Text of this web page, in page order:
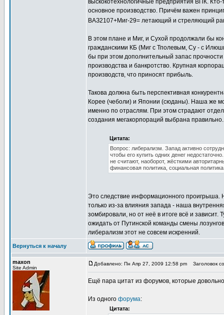
выскокотехнологичные предприятия ВПК. Кто-
основное производство. Причём важен
ВАЗ2107+Миг-29= летающий и стреляющий
В этом плане и Миг, и Сухой продолжали бы
гражданскими КБ (Миг с Тполевым, Су - с
бы при этом дополнительный запас
производства и банкротство. Крупная
производств, что приносят прибыль.
Такова должна быть перспективная
Корее (чеболи) и Японии (сюданы). Наша же
именно по отраслям. При этом страдают
создания мегакорпораций выбрана правильно.
Цитата:
Вопрос: либерализм. Запад активно
чтобы его купить одних денег
не считают, наоборот, жёсткими
финансовая политика, социальная
Это следствие информационного проигрыша.
только из-за влияния запада - наша
зомбировали, но от неё в итоге всё и
ожидать от Путинской команды смены
либерализм этот не совсем искренний.
Вернуться к началу
maxon
Site Admin
Добавлено: Пн Апр 27, 2009 12:58 pm Заголовок
Ещё пара цитат из форумов, которые
Из одного форума:
Цитата: